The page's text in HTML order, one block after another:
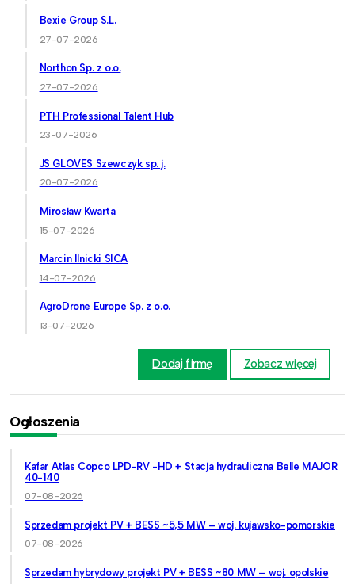
Bexie Group S.L.
27-07-2026
Northon Sp. z o.o.
27-07-2026
PTH Professional Talent Hub
23-07-2026
JS GLOVES Szewczyk sp. j.
20-07-2026
Mirosław Kwarta
15-07-2026
Marcin Ilnicki SICA
14-07-2026
AgroDrone Europe Sp. z o.o.
13-07-2026
Dodaj firmę Zobacz więcej
Ogłoszenia
Kafar Atlas Copco LPD-RV -HD + Stacja hydrauliczna Belle MAJOR
40-140
07-08-2026
Sprzedam projekt PV + BESS ~5,5 MW – woj. kujawsko-pomorskie
07-08-2026
Sprzedam hybrydowy projekt PV + BESS ~80 MW – woj. opolskie